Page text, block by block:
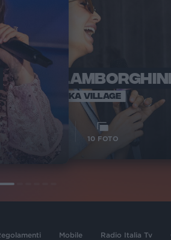
VOI TANKA VILLAGE
10 FOTO
RADIO
VOI
Mobile Radio Italia Tv